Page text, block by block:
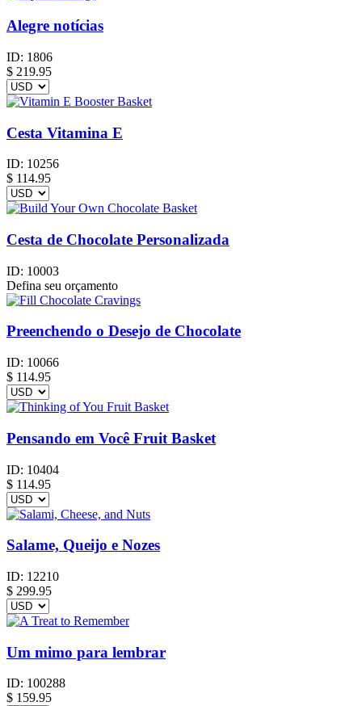
Alegre notícias
ID: 1806
$ 219.95
Cesta Vitamina E
ID: 10256
$ 114.95
Cesta de Chocolate Personalizada
ID: 10003
Defina seu orçamento
Preenchendo o Desejo de Chocolate
ID: 10066
$ 114.95
Pensando em Você Fruit Basket
ID: 10404
$ 114.95
Salame, Queijo e Nozes
ID: 12210
$ 299.95
Um mimo para lembrar
ID: 100288
$ 159.95